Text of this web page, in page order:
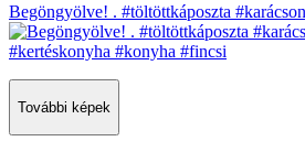
Begöngyölve! . #töltöttkáposzta
További képek